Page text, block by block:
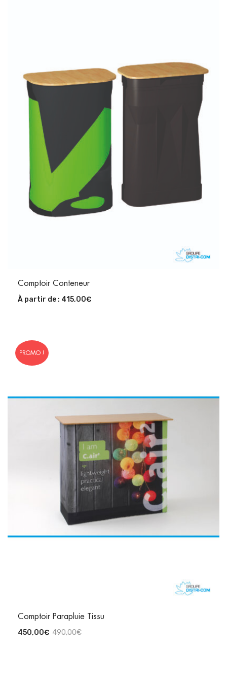
Comptoir Conteneur
À partir de : 415,00€
PROMO !
Comptoir Parapluie Tissu
490,00€
450,00€